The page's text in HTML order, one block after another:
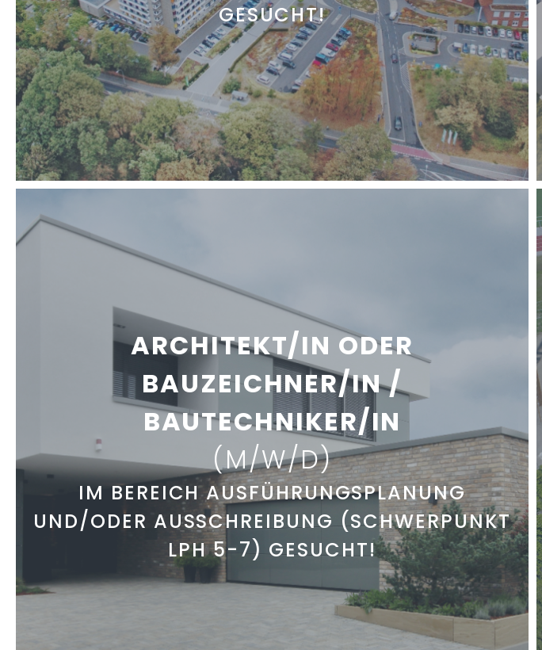
GESUCHT!
ARCHITEKT/IN ODER
BAUZEICHNER/IN /
BAUTECHNIKER/IN
(M/W/D)
IM BEREICH AUSFÜHRUNGSPLANUNG
UND/ODER AUSSCHREIBUNG (SCHWERPUNKT
LPH 5-7) GESUCHT!